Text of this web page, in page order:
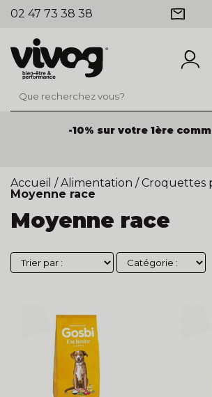
02 47 73 38 38
-10% sur votre 1ère
Accueil / Alimentation / Croquettes
Moyenne race
Moyenne race